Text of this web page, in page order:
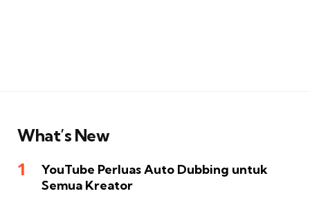
What’s New
YouTube Perluas Auto Dubbing untuk
Semua Kreator